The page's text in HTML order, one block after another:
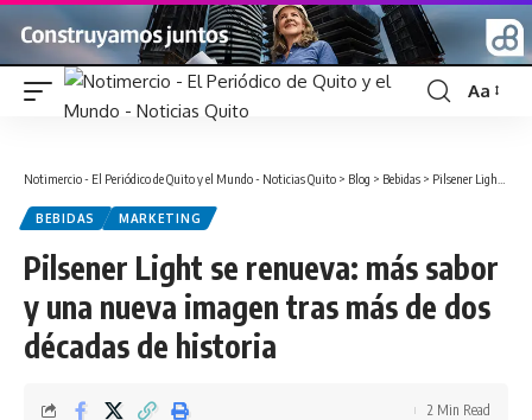
Font
Aa
Notimercio - El Periódico de Quito y el Mundo - Noticias Quito > Blog > Bebidas > Pilsener Light se renueva: más sabor y una nueva imagen tras más de dos décadas de historia
BEBIDAS MARKETING
Pilsener Light se renueva: más sabor
y una nueva imagen tras más de dos
décadas de historia
2 Min Read